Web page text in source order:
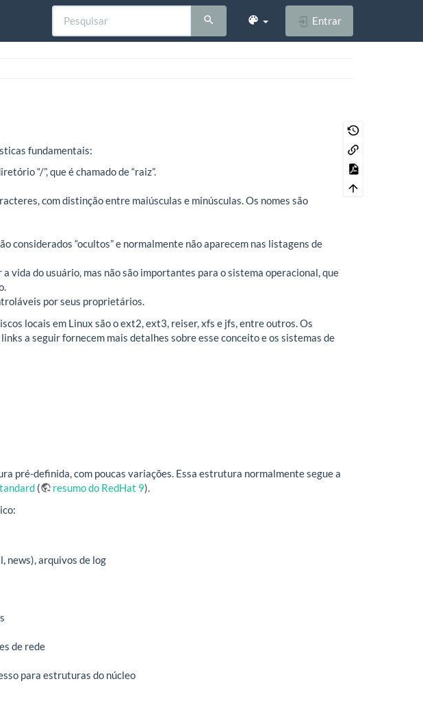
Entrar
fundamentais:
“/”, que é chamado de “raiz”.
com distinção entre maiúsculas e minúsculas. Os nomes são
considerados “ocultos” e normalmente não aparecem nas listagens de
vida do usuário, mas não são importantes para o sistema operacional, que
por seus proprietários.
locais em Linux são o ext2, ext3, reiser, xfs e jfs, entre outros. Os
links a seguir fornecem mais detalhes sobre esse conceito e os sistemas de
pré-definida, com poucas variações. Essa estrutura normalmente segue a
( resumo do RedHat 9).
news), arquivos de log
de rede
para estruturas do núcleo